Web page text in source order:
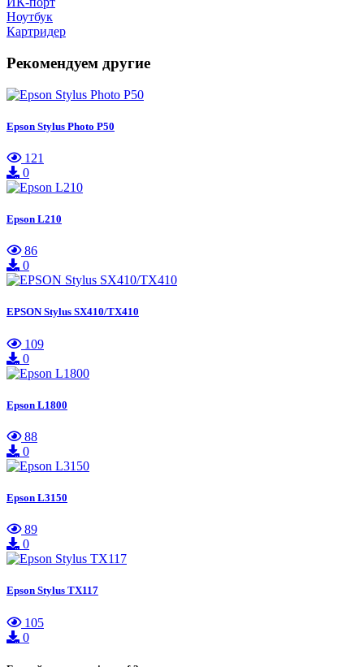
Ноутбук
Картридер
Рекомендуем другие
Epson Stylus Photo P50
121
0
Epson L210
86
0
EPSON Stylus SX410/TX410
109
0
Epson L1800
88
0
Epson L3150
89
0
Epson Stylus TX117
105
0